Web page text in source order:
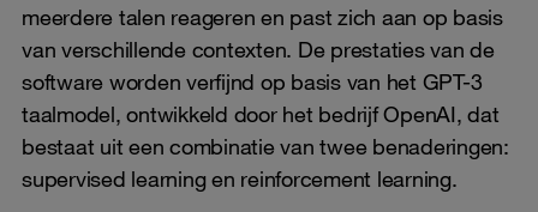
meerdere talen reageren en past zich aan op basis
van verschillende contexten. De prestaties van de
software worden verfijnd op basis van het GPT-3
taalmodel, ontwikkeld door het bedrijf OpenAI, dat
bestaat uit een combinatie van twee benaderingen:
supervised learning en reinforcement learning.